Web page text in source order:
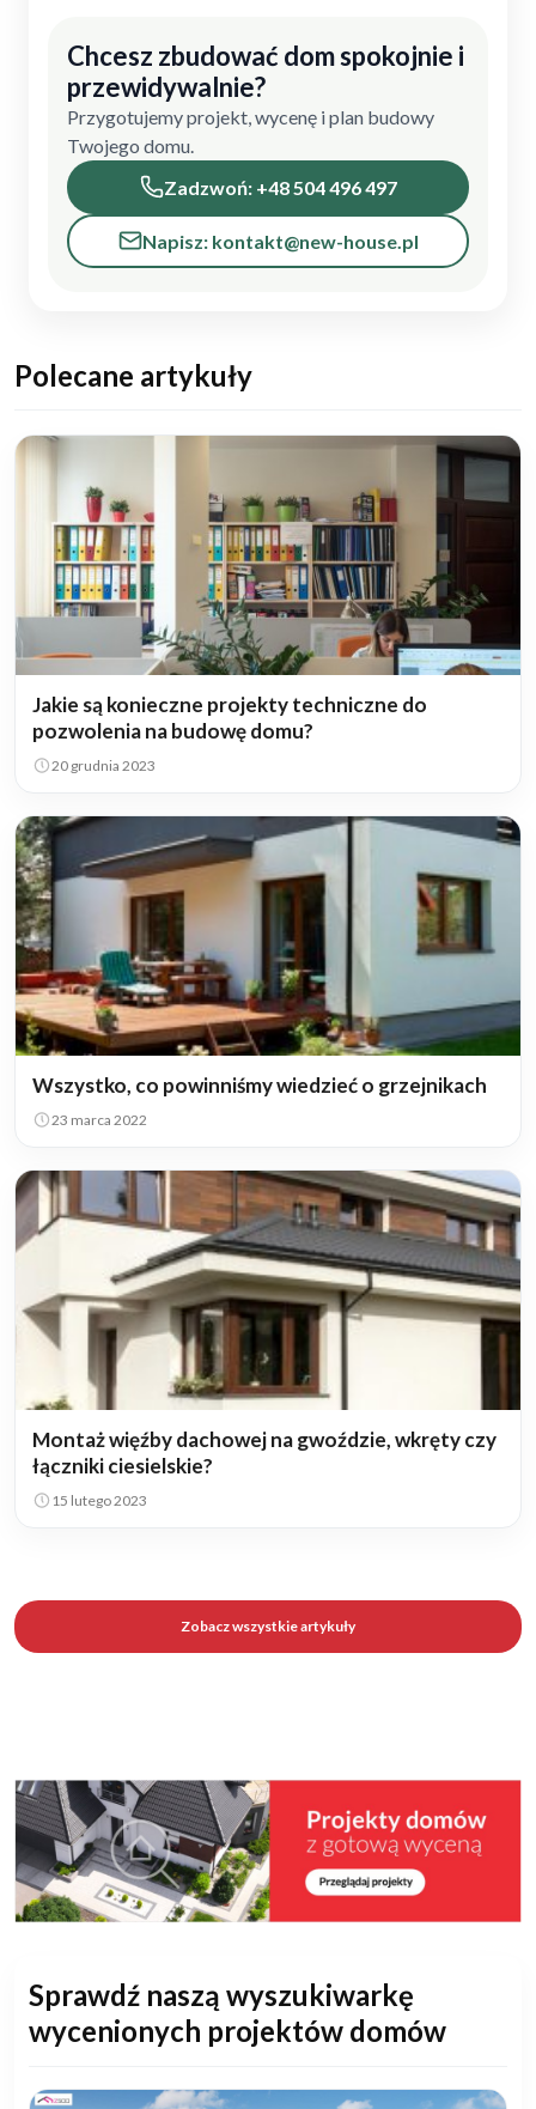
Chcesz zbudować dom spokojnie i
przewidywalnie?
Przygotujemy projekt, wycenę i plan budowy
Twojego domu.
Zadzwoń: +48 504 496 497
Napisz: kontakt@new-house.pl
Polecane artykuły
Jakie są konieczne projekty techniczne do
pozwolenia na budowę domu?
20 grudnia 2023
Wszystko, co powinniśmy wiedzieć o grzejnikach
23 marca 2022
Montaż więźby dachowej na gwoździe, wkręty czy
łączniki ciesielskie?
15 lutego 2023
Zobacz wszystkie artykuły
Sprawdź naszą wyszukiwarkę
wycenionych projektów domów